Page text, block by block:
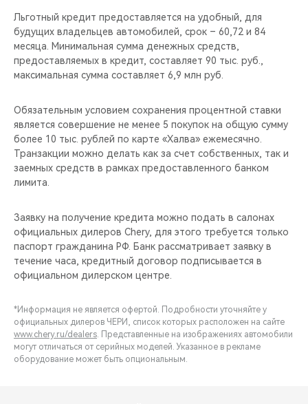
Льготный кредит предоставляется на удобный, для
будущих владельцев автомобилей, срок – 60,72 и 84
месяца. Минимальная сумма денежных средств,
предоставляемых в кредит, составляет 90 тыс. руб.,
максимальная сумма составляет 6,9 млн руб.
Обязательным условием сохранения процентной ставки
является совершение не менее 5 покупок на общую сумму
более 10 тыс. рублей по карте «Халва» ежемесячно.
Транзакции можно делать как за счет собственных, так и
заемных средств в рамках предоставленного банком
лимита.
Заявку на получение кредита можно подать в салонах
официальных дилеров Chery, для этого требуется только
паспорт гражданина РФ. Банк рассматривает заявку в
течение часа, кредитный договор подписывается в
официальном дилерском центре.
*Информация не является офертой. Подробности уточняйте у
официальных дилеров ЧЕРИ, список которых расположен на сайте
www.chery.ru/dealers . Представленные на изображениях автомобили
могут отличаться от серийных моделей. Указанное в рекламе
оборудование может быть опциональным.